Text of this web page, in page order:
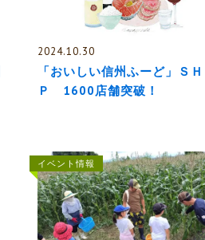
2024.10.30
「おいしい信州ふーど」Ｓ
Ｐ 1600店舗突破！
イベント情報